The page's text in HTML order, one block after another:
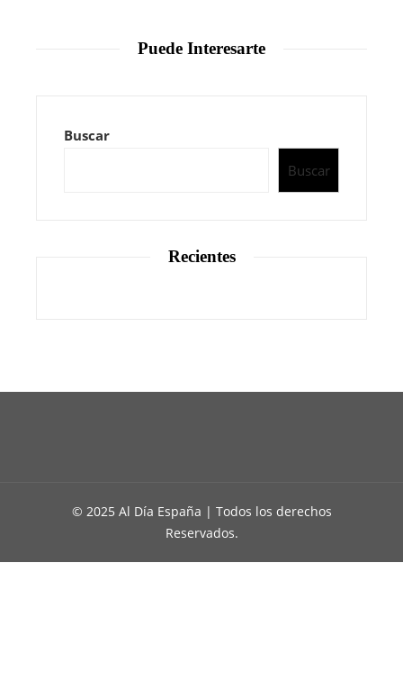
Puede Interesarte
Buscar
Buscar
Recientes
© 2025 Al Día España | Todos los derechos
Reservados.